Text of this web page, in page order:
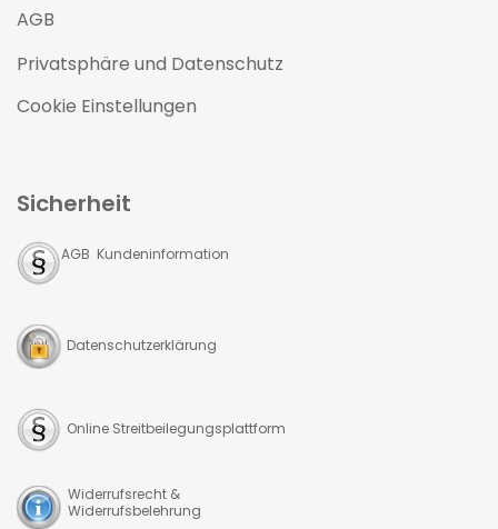
AGB
Privatsphäre und Datenschutz
Cookie Einstellungen
Sicherheit
AGB Kundeninformation
Datenschutzerklärung
Online Streitbeilegungsplattform
Widerrufsrecht &
Widerrufsbelehrung